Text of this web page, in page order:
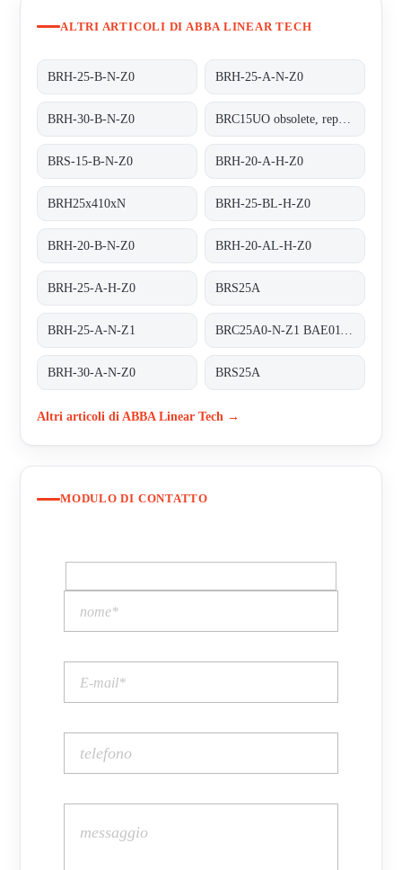
ALTRI ARTICOLI DI ABBA LINEAR TECH
BRH-25-B-N-Z0 BRH-25-A-N-Z0
BRH-30-B-N-Z0
BRS-15-B-N-Z0 BRH-20-A-H-Z0
BRH25x410xN BRH-25-BL-H-Z0
BRH-20-B-N-Z0 BRH-20-AL-H-Z0
BRH-25-A-H-Z0 BRS25A
BRH-25-A-N-Z1
BRH-30-A-N-Z0 BRS25A
Altri articoli di ABBA Linear Tech →
MODULO DI CONTATTO